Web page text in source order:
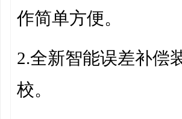
作简单方便。
2.全新智能误差补偿
校。